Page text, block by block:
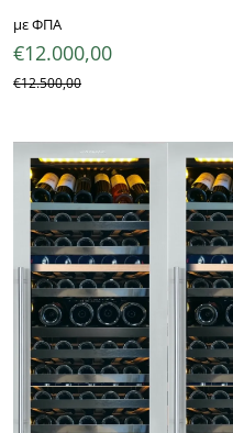
€12.500,00
€12.000,00
με ΦΠΑ